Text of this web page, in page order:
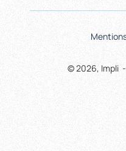
© 2026, Impli